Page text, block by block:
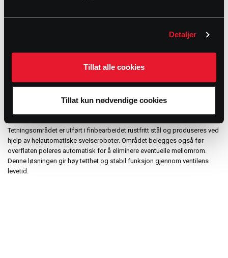
Detaljer
Tillat alle cookies
Tillat kun nødvendige cookies
DESIGN FOR STABIL OG LANGVARIG DRIFT
Aksel og spjeldskive er koblet sammen med presist maskinerte
komponenter produsert med automatiserte CNC-prosesser. Dette gir
høy slitestyrke og stabil ytelse over tid. Ventilen er også utviklet med tørr
aksel-design og ekstra O-ringer for å redusere risikoen for korrosjon i
Tetningsområdet er utført i finbearbeidet rustfritt stål og produseres ved
hjelp av helautomatiske sveiseroboter. Området belegges også før
overflaten poleres automatisk for å eliminere eventuelle mellomrom.
Denne løsningen gir høy tetthet og stabil funksjon gjennom ventilens
levetid.